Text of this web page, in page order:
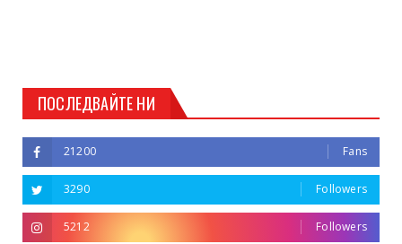
ПОСЛЕДВАЙТЕ НИ
21200 Fans
3290 Followers
5212 Followers